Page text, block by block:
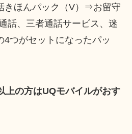
きほんパック（V）⇒お留守
話、三者通話サービス、迷
4つがセットになったパッ
上の方はUQモバイルがおす